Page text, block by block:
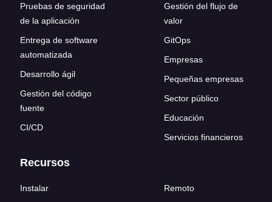
Pruebas de seguridad
de la aplicación
Entrega de software
automatizada
Desarrollo ágil
Gestión del código
fuente
CI/CD
Gestión del flujo de
valor
GitOps
Empresas
Pequeñas empresas
Sector público
Educación
Servicios financieros
Recursos
Instalar
Remoto